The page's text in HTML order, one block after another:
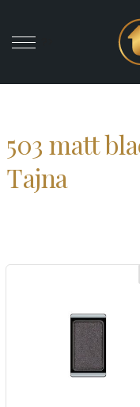
503 matt
Tajna